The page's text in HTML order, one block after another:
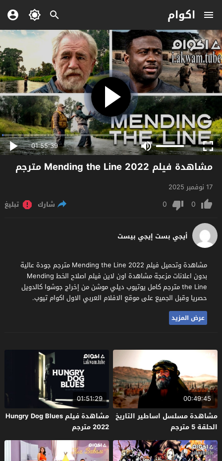
اكوام
01:55:39
مشاهدة فيلم Mending the Line 2022 مترجم
17 نوفمبر 2025
0
0 شارك تبليغ
أيجي بست إيجي بيست
مشاهدة وتحميل فيلم Mending the Line 2022 مترجم جودة عالية
بدون اعلانات مزعجة مشاهدة اون لاين فيلم اصلاح الخط Mending
the Line مترجم كامل يوتيوب ديلي موشن من إخراج جوشوا كالدويل
حصريا وقبل الجميع على موقع الافلام العربي الاول اكوام تيوب.
عرض المزيد
00:49:45
مشاهدة مسلسل اساطير التاريخ
الحلقة 5 مترجم
01:51:29
مشاهدة فيلم Hungry Dog Blues
2022 مترجم